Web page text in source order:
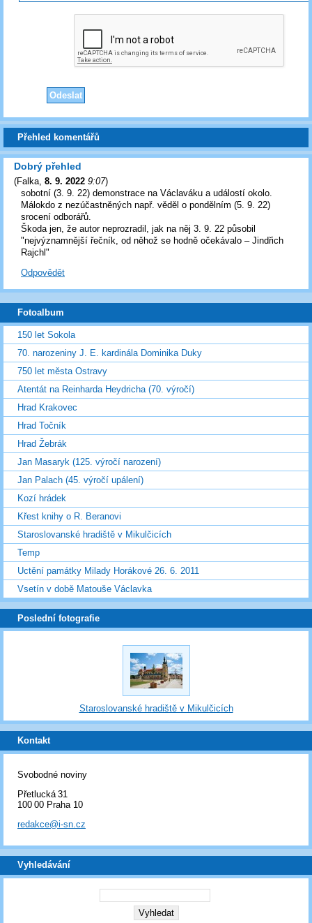
Přehled komentářů
Dobrý přehled
(Falka 8. 9. 2022 9:07)
sobotní (3. 9. 22) demonstrace na Václaváku a událostí okolo.
Málokdo z nezúčastněných např. věděl o pondělním (5. 9. 22)
srocení odborářů.
Škoda jen, že autor neprozradil, jak na něj 3. 9. 22 působil
"nejvýznamnější řečník, od něhož se hodně očekávalo – Jindřich
Rajchl"
Odpovědět
Fotoalbum
150 let Sokola
70. narozeniny J. E. kardinála Dominika Duky
750 let města Ostravy
Atentát na Reinharda Heydricha (70. výročí)
Hrad Krakovec
Hrad Točník
Hrad Žebrák
Jan Masaryk (125. výročí narození)
Jan Palach (45. výročí upálení)
Kozí hrádek
Křest knihy o R. Beranovi
Staroslovanské hradiště v Mikulčicích
Temp
Uctění památky Milady Horákové 26. 6. 2011
Vsetín v době Matouše Václavka
Poslední fotografie
Staroslovanské hradiště v Mikulčicích
Kontakt
Svobodné noviny
Přetlucká 31
100 00 Praha 10
redakce@i-sn.cz
Vyhledávání